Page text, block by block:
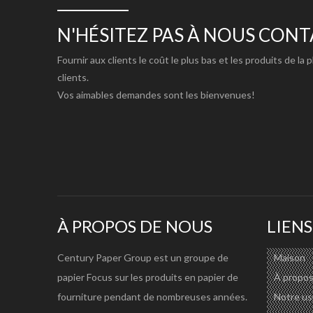
Résistance à la lumière
(ΔE résiduel après 144h) ≥90 % ;
Taille du noyau :
Noyau en plastique : 13/18
Noyau en papier : 13/18 mm,
Noyau en plastique blanc/
Rouleaux Jumbo : 242-1400
N'HÉSITEZ PAS À NOUS
Fournir aux clients le coût le plus bas et les produits de
clients.
Vos aimables demandes sont les bienvenues!
À PROPOS DE NOUS
Century Paper Group est un groupe de
papier Focus sur les produits en papier de
fourniture pendant de nombreuses années.
Maison
À
Notre